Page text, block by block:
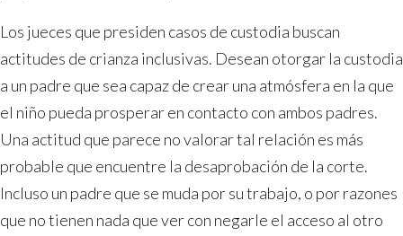
Los jueces que presiden casos de custodia buscan
actitudes de crianza inclusivas. Desean otorgar la custodia
a un padre que sea capaz de crear una atmósfera en la que
el niño pueda prosperar en contacto con ambos padres.
Una actitud que parece no valorar tal relación es más
probable que encuentre la desaprobación de la corte.
Incluso un padre que se muda por su trabajo, o por razones
que no tienen nada que ver con negarle el acceso al otro